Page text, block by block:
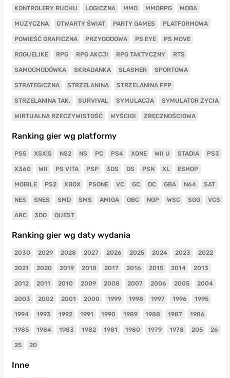
KONTROLERY RUCHU LOGICZNA MMO MMORPG MOBA
MUZYCZNA OTWARTY ŚWIAT PARTY GAMES PLATFORMOWA
POWIEŚĆ GRAFICZNA PRZYGODOWA PS EYE PS MOVE
ROGUELIKE RPG RPG AKCJI RPG TAKTYCZNY RTS
SAMOCHODÓWKA SKRADANKA SLASHER SPORTOWA
STRATEGICZNA STRZELANINA STRZELANINA FPP
STRZELANINA TAK. SURVIVAL SYMULACJA SYMULATOR ŻYCIA
WIRTUALNA RZECZYWISTOŚĆ WYŚCIGI ZRĘCZNOŚCIOWA
Ranking gier wg platformy
PS5 XSX|S NS2 NS PC PS4 XONE WII U STADIA PS3
X360 WII PS VITA PSP 3DS DS PSN XL ESHOP
MOBILE PS2 XBOX PSONE VC GC DC GBA N64 SAT
NES SNES SMD SMS AMIGA GBC NGP WSC SGG VCS
ARC 3DO QUEST
Ranking gier wg daty wydania
2030 2029 2028 2027 2026 2025 2024 2023 2022
2021 2020 2019 2018 2017 2016 2015 2014 2013
2012 2011 2010 2009 2008 2007 2006 2005 2004
2003 2002 2001 2000 1999 1998 1997 1996 1995
1994 1993 1992 1991 1990 1989 1988 1987 1986
1985 1984 1983 1982 1981 1980 1979 1978 205 26
25 20
Inne